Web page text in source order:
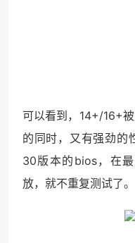
可以看到，14+/16+
的同时，又有强劲的
30版本的bios，在
放，就不重复测试了。